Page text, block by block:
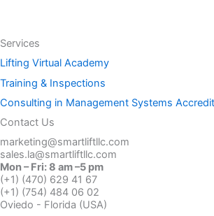
Services
Lifting Virtual Academy
Training & Inspections
Consulting in Management Systems
Contact Us
marketing@smartliftllc.com
sales.la@smartliftllc.com
Mon – Fri: 8 am –5 pm
(+1) (470) 629 41 67
(+1) (754) 484 06 02
Oviedo - Florida (USA)